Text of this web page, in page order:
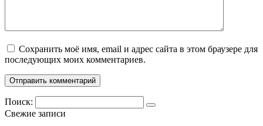
Сохранить моё имя, email и адрес сайта в этом браузере для
последующих моих комментариев.
Поиск:
Свежие записи